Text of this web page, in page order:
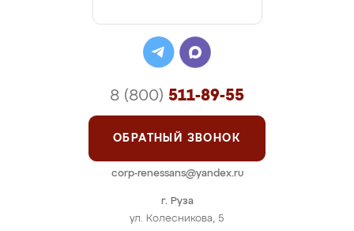
г. Руза
ул. Колесникова, 5
8 (800) 511-89-55
ОБРАТНЫЙ ЗВОНОК
corp-renessans@yandex.ru